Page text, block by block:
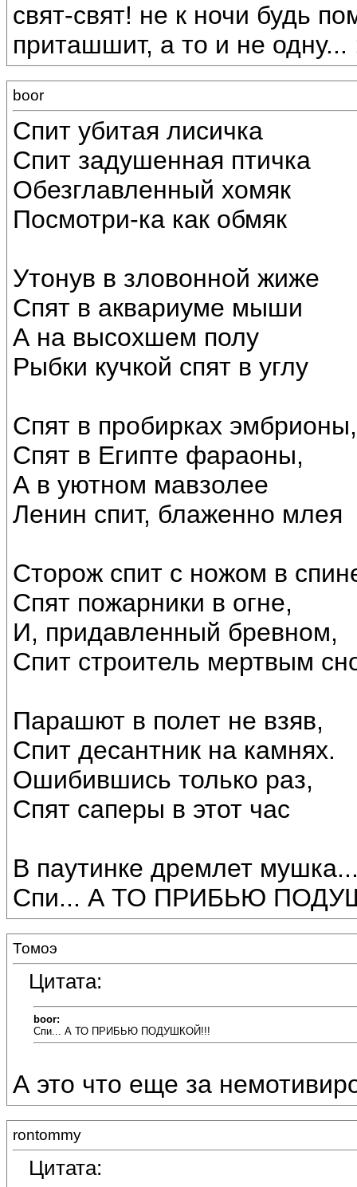
свят-свят! не к ночи будь
приташшит, а то и не одну...
boor
Спит убитая лисичка
Спит задушенная птичка
Обезглавленный хомяк
Посмотри-ка как обмяк
Утонув в зловонной жиже
Спят в аквариуме мыши
А на высохшем полу
Рыбки кучкой спят в углу
Спят в пробирках эмбрионы,
Спят в Египте фараоны,
А в уютном мавзолее
Ленин спит, блаженно млея
Сторож спит с ножом в
Спят пожарники в огне,
И, придавленный бревном,
Спит строитель мертвым
Парашют в полет не взяв,
Спит десантник на камнях.
Ошибившись только раз,
Спят саперы в этот час
В паутинке дремлет
Спи... А ТО ПРИБЬЮ
Томоэ
Цитата:
boor:
Спи... А ТО ПРИБЬЮ ПОДУШКОЙ!!!
А это что еще за
rontommy
Цитата: